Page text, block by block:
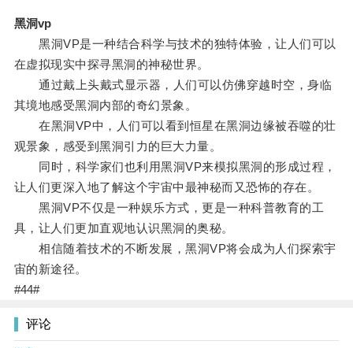
黑洞vp
黑洞VP是一种结合科学与技术的独特体验，让人们可以
在虚拟现实中探寻黑洞的神秘世界。
通过戴上头戴式显示器，人们可以仿佛穿越时空，身临
其境地感受黑洞内部的奇幻景象。
在黑洞VP中，人们可以看到恒星在黑洞边缘被吞噬的壮
观景象，感受到黑洞引力的巨大力量。
同时，科学家们也利用黑洞VP来模拟黑洞的形成过程，
让人们更深入地了解这个宇宙中最神秘而又恐怖的存在。
黑洞VP不仅是一种娱乐方式，更是一种科普教育的工
具，让人们更加直观地认识黑洞的奥秘。
相信随着技术的不断发展，黑洞VP将会成为人们探索宇
宙的新途径。
#44#
评论